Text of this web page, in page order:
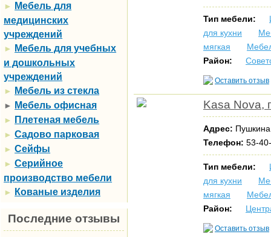
►
Мебель для
медицинских
учреждений
►
Мебель для учебных
и дошкольных
учреждений
►
Мебель из стекла
► Мебель офисная
► Плетеная мебель
► Садово парковая
► Сейфы
► Серийное
производство мебели
►
Кованые изделия
Последние отзывы
Тип мебели:
для кухни
мягкая
Район:
Оставить отзыв
Kasa Nova,
Адрес:
Телефон: 53-
Тип мебели:
для кухни
мягкая
Район:
Оставить отзыв